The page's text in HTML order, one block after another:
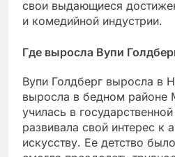
свои выдающиеся
и комедийной индустрии.
Где выросла Вупи
Вупи Голдберг выросла в
выросла в бедном районе
училась в
развивала свой интерес к
искусству. Ее детство